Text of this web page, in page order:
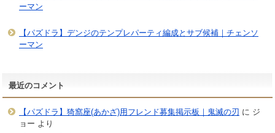
ーマン
【パズドラ】デンジのテンプレパーティ編成とサブ候補｜チェンソ
ーマン
最近のコメント
【パズドラ】猗窩座(あかざ)用フレンド募集掲示板｜鬼滅の刃 に ジ
ョー より